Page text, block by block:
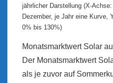
jährlicher Darstellung (X-
Dezember, je Jahr eine Kurve,
0% bis 130%)
Monatsmarktwert Solar
Der Monatsmarktwert
als je zuvor auf